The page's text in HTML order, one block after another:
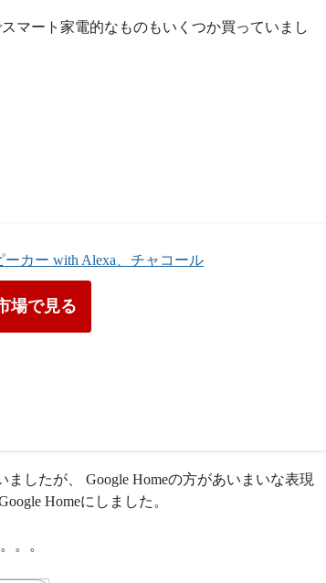
マート家電的なものもいくつか買っていまし
カー with Alexa、チャコール
場で見る
したが、 Google Homeの方があいまいな表現
Homeにしました。
。。